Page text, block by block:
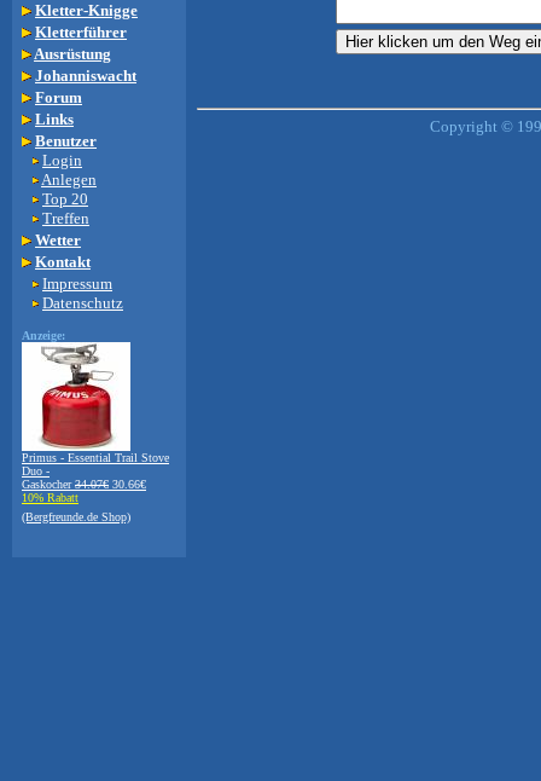
Kletter-Knigge
Kletterführer
Ausrüstung
Johanniswacht
Forum
Links
Benutzer
Login
Anlegen
Top 20
Treffen
Wetter
Kontakt
Impressum
Datenschutz
Anzeige:
Primus - Essential Trail Stove
Duo -
Gaskocher34.07€ 30.66€
10% Rabatt
(Bergfreunde.de Shop)
Copyright ©